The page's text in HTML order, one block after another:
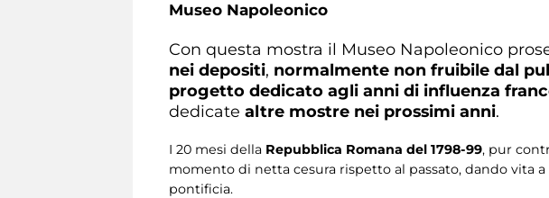
Museo Napoleonico
Con questa mostra il Museo Napoleonico
nei depositi, normalmente non fruibile dal
progetto dedicato agli anni di influenza
dedicate altre mostre nei prossimi anni.
I 20 mesi della Repubblica Romana del 1798-99, pur
momento di netta cesura rispetto al passato, dando
pontificia.